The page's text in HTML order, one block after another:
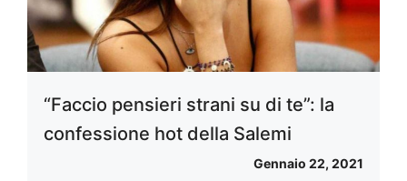
“Faccio pensieri strani su di te”: la
confessione hot della Salemi
Gennaio 22, 2021